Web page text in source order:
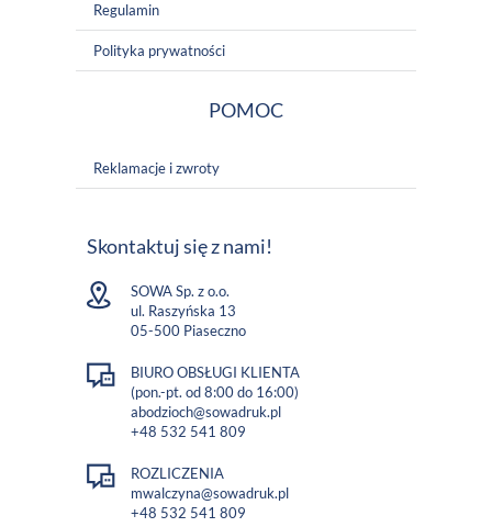
Regulamin
Polityka prywatności
POMOC
Reklamacje i zwroty
Skontaktuj się z nami!
SOWA Sp. z o.o.
ul. Raszyńska 13
05-500 Piaseczno
BIURO OBSŁUGI KLIENTA
(pon.-pt. od 8:00 do 16:00)
abodzioch@sowadruk.pl
+48 532 541 809
ROZLICZENIA
mwalczyna@sowadruk.pl
+48 532 541 809